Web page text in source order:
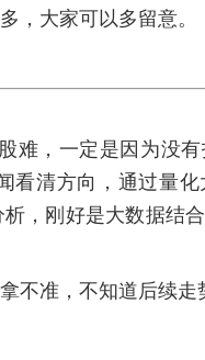
，大家可以多留意。
，一定是因为没有
清方向，通过量
，刚好是大数据结
不准，不知道后续走